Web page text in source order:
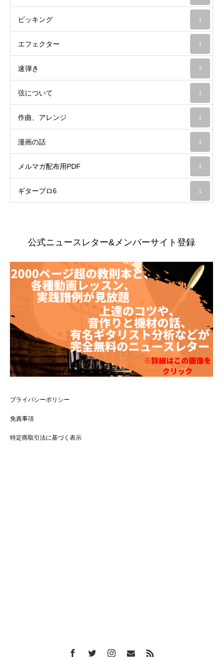
ピッキング 1
エフェクター 1
速弾き 3
弦について 1
作曲、アレンジ 1
漫画の話 1
メルマガ配布用PDF 1
ギタープロ6 1
公式ニュースレター&メンバーサイト登録
プライバシーポリシー
免責事項
特定商取引法に基づく表示